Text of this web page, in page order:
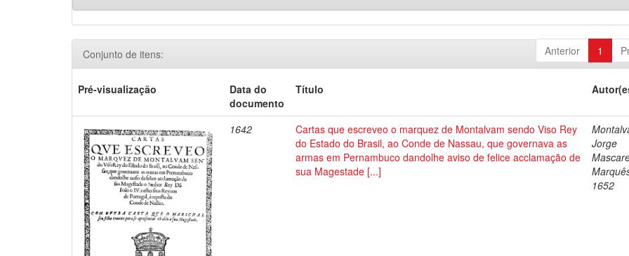
Anterior 1
Conjunto de itens:
Pré-visualização
Data do
documento
Título
1642
Cartas que escreveo o marquez de Montalvam sendo Viso Rey
do Estado do Brasil, ao Conde de Nassau, que governava as
armas em Pernambuco dandolhe aviso de felice acclamação de
sua Magestade [...]
Jorge
1652